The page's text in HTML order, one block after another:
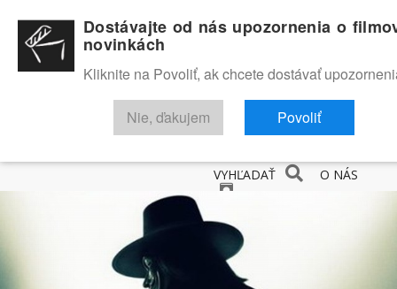
RECENZIE TRAILERY FILMOVÁ DATABÁZA
VYHĽADAŤ O NÁS
Dostávajte od nás upozornenia o
novinkách
Kliknite na Povoliť, ak chcete dostávať
Nie, ďakujem Povoliť